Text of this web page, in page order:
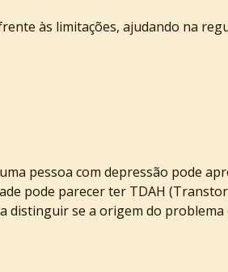
às limitações, ajudando na
pessoa com depressão pode
pode parecer ter TDAH
distinguir se a origem do problema